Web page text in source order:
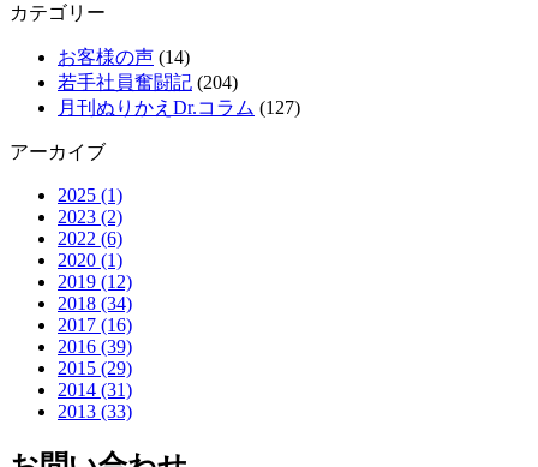
カテゴリー
お客様の声 (14)
若手社員奮闘記 (204)
月刊ぬりかえDr.コラム (127)
アーカイブ
2025 (1)
2023 (2)
2022 (6)
2020 (1)
2019 (12)
2018 (34)
2017 (16)
2016 (39)
2015 (29)
2014 (31)
2013 (33)